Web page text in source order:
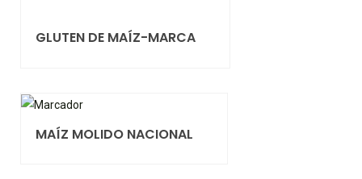
GLUTEN DE MAÍZ-MARCA
MAÍZ MOLIDO NACIONAL